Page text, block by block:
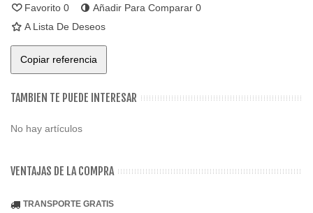
Favorito 0 Añadir Para Comparar 0
A Lista De Deseos
Copiar referencia
TAMBIEN TE PUEDE INTERESAR
No hay artículos
VENTAJAS DE LA COMPRA
TRANSPORTE GRATIS